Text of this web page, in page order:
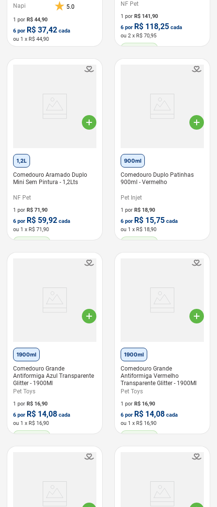
Napi 5.0
1 por R$ 44,90
6 por R$ 37,42 cada
ou 1 x R$ 44,90
NF Pet
1 por R$ 141,90
6 por R$ 118,25 cada
ou 2 x R$ 70,95
1,2L
Comedouro Aramado Duplo
Mini Sem Pintura - 1,2Lts
NF Pet
1 por R$ 71,90
6 por R$ 59,92 cada
ou 1 x R$ 71,90
900ml
Comedouro Duplo Patinhas
900ml - Vermelho
Pet Injet
1 por R$ 18,90
6 por R$ 15,75 cada
ou 1 x R$ 18,90
1900ml
Comedouro Grande
Antiformiga Azul Transparente
Glitter - 1900Ml
Pet Toys
1 por R$ 16,90
6 por R$ 14,08 cada
ou 1 x R$ 16,90
1900ml
Comedouro Grande
Antiformiga Vermelho
Transparente Glitter - 1900Ml
Pet Toys
1 por R$ 16,90
6 por R$ 14,08 cada
ou 1 x R$ 16,90